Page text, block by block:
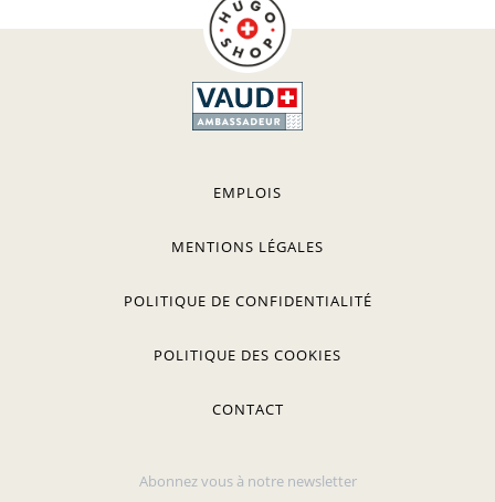
EMPLOIS
MENTIONS LÉGALES
POLITIQUE DE CONFIDENTIALITÉ
POLITIQUE DES COOKIES
CONTACT
Abonnez vous à notre newsletter